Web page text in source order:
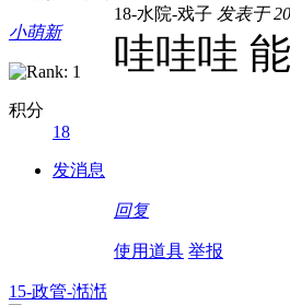
小萌新
积分
18
发消息
18-水院-戏子 发表于
哇哇哇
回复
使用道具 举报
15-政管-湉湉